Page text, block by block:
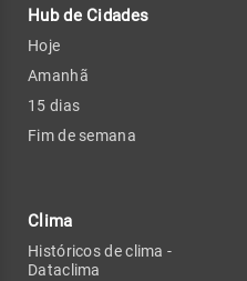
Hub de Cidades
Hoje
Amanhã
15 dias
Fim de semana
Clima
Históricos de clima -
Dataclima